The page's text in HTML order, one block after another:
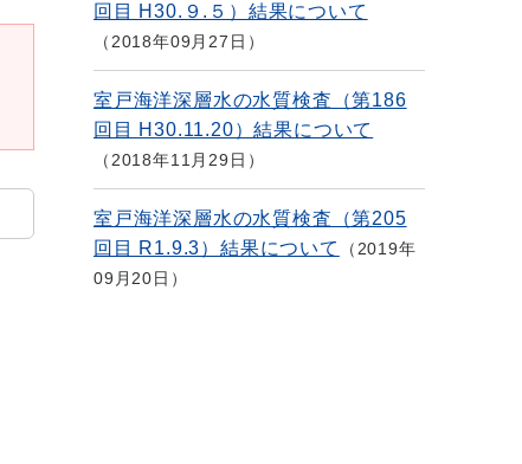
回目 H30.９.５）結果について
2018年09月27日
室戸海洋深層水の水質検査（第186
回目 H30.11.20）結果について
2018年11月29日
室戸海洋深層水の水質検査（第205
回目 R1.9.3）結果について
2019年
09月20日